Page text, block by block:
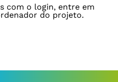
com o login, entre em
do projeto.